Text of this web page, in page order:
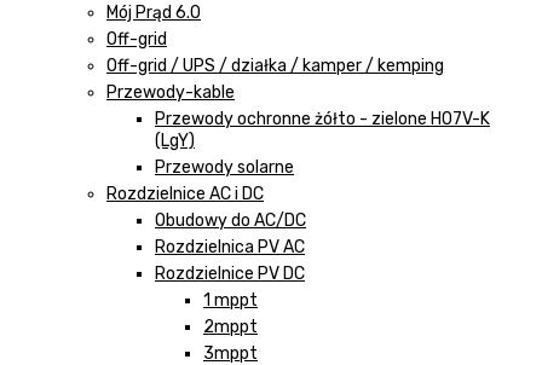
Mój Prąd 6.0
Off-grid
Off-grid / UPS / działka / kamper / kemping
Przewody-kable
Przewody ochronne żółto - zielone H07V-K
(LgY)
Przewody solarne
Rozdzielnice AC i DC
Obudowy do AC/DC
Rozdzielnica PV AC
Rozdzielnice PV DC
1 mppt
2mppt
3mppt